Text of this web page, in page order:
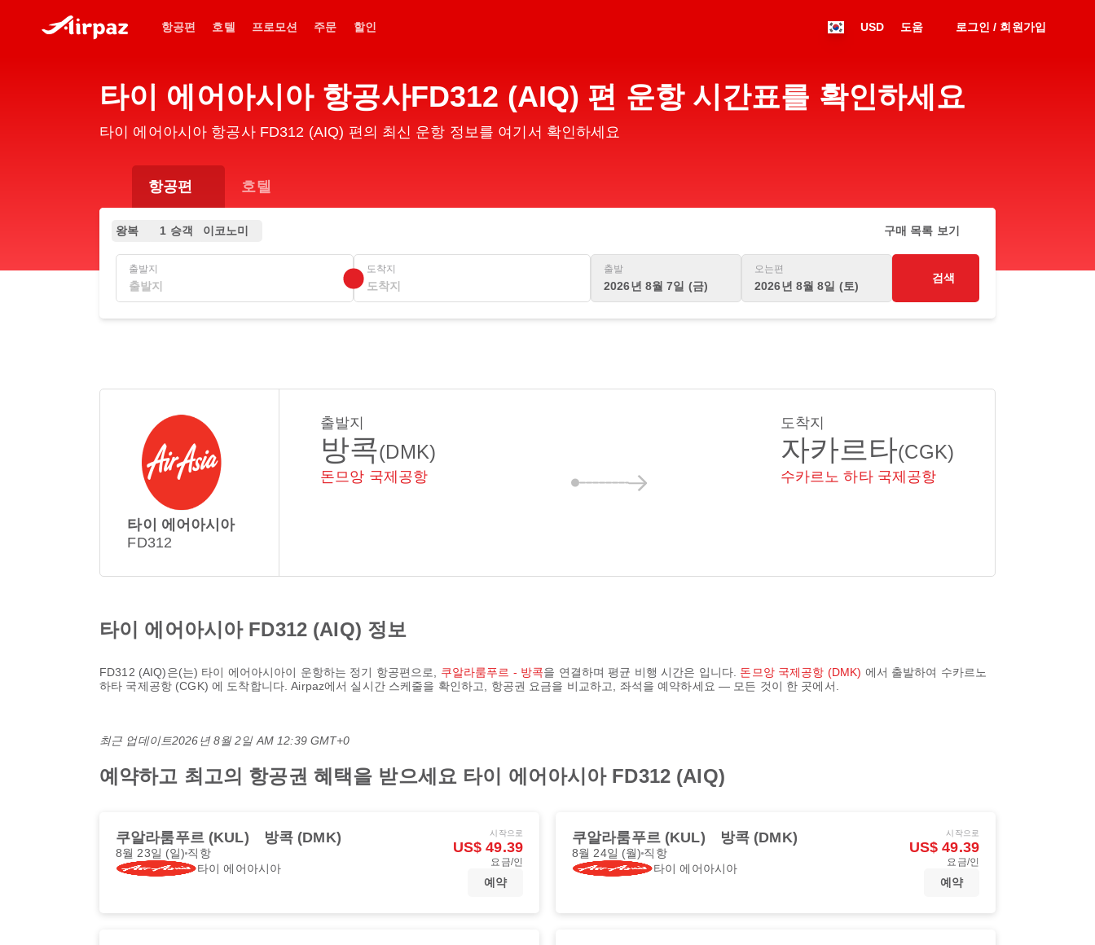
항공편 호텔 프로모션 주문 할인 USD 도움 로그인 / 회원가입
타이 에어아시아 항공사FD312 (AIQ) 편 운항 시간표를 확인하세요
타이 에어아시아 항공사 FD312 (AIQ) 편의 최신 운항 정보를 여기서 확인하세요
항공편 호텔
왕복 1 승객 이코노미 구매 목록 보기
출발지 도착지 출발
2026년 8월 7일 (금)
오는편
2026년 8월 8일 (토)
검색
타이 에어아시아
FD312
출발지
방콕(DMK)
돈므앙 국제공항
도착지
자카르타(CGK)
수카르노 하타 국제공항
타이 에어아시아 FD312 (AIQ) 정보
FD312 (AIQ)은(는) 타이 에어아시아이 운항하는 정기 항공편으로, 쿠알라룸푸르 - 방콕을 연결하며 평균 비행 시간은 입니다. 돈므앙 국제공항 (DMK) 에서 출발하여 수카르노
하타 국제공항 (CGK) 에 도착합니다. Airpaz에서 실시간 스케줄을 확인하고, 항공권 요금을 비교하고, 좌석을 예약하세요 — 모든 것이 한 곳에서.
최근 업데이트2026년 8월 2일 AM 12:39 GMT+0
예약하고 최고의 항공권 혜택을 받으세요 타이 에어아시아 FD312 (AIQ)
쿠알라룸푸르 (KUL) 방콕 (DMK)
8월 23일 (일) 직항
타이 에어아시아
시작으로
US$ 49.39
요금/인
예약
쿠알라룸푸르 (KUL) 방콕 (DMK)
8월 24일 (월) 직항
타이 에어아시아
시작으로
US$ 49.39
요금/인
예약